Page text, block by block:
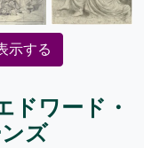
示する
ドワード・
ズ